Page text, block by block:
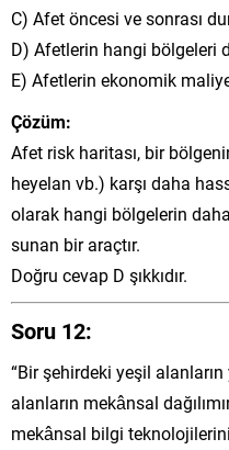
C) Afet öncesi ve sonrası
D) Afetlerin hangi bölgeleri
E) Afetlerin ekonomik
Çözüm:
Afet risk haritası, bir
heyelan vb.) karşı daha
olarak hangi bölgelerin
sunan bir araçtır.
Doğru cevap D şıkkıdır.
Soru 12:
“Bir şehirdeki yeşil
alanların mekânsal
mekânsal bilgi